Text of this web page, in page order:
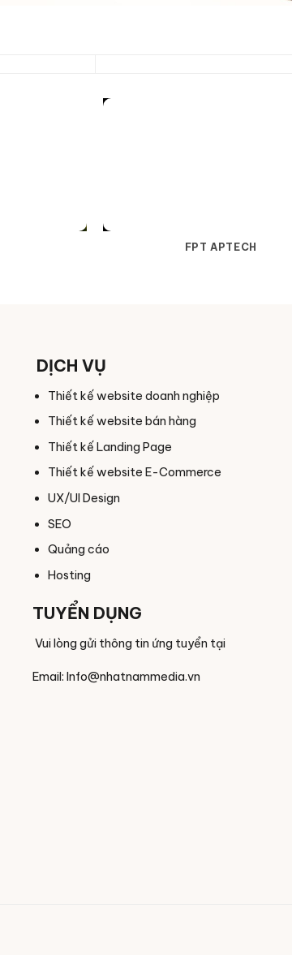
FPT APTECH
DỊCH VỤ
Thiết kế website doanh nghiệp
Thiết kế website bán hàng
Thiết kế Landing Page
Thiết kế website E-Commerce
UX/UI Design
SEO
Quảng cáo
Hosting
TUYỂN DỤNG
Vui lòng gửi thông tin ứng tuyển tại
Email: Info@nhatnammedia.vn